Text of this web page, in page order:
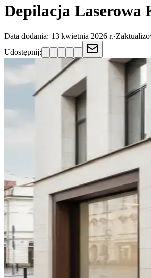
Depilacja Laserowa
Data dodania: 13 kwietnia 2026 r.·
Udostępnij: